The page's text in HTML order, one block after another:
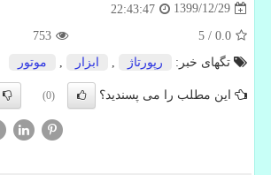
1399/12/29
22:43:47
0.0
/
5
753
تگهای خبر:
رپورتاژ ابزار موتور
این مطلب را می پسندید؟ (0)